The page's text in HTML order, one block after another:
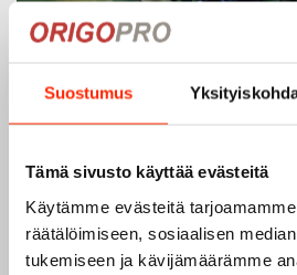
Suostumus
Tämä sivusto käyttää evästeitä
Käytämme evästeitä
räätälöimiseen, sosiaalisen
tukemiseen ja kävijämäärämme